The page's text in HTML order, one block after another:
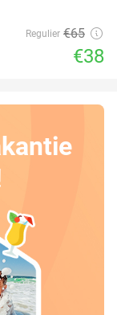
Regulier €65
€38